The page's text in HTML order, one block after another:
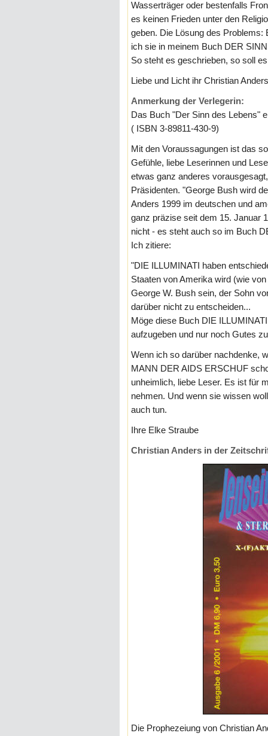
Wasserträger oder bestenfalls
es keinen Frieden unter den
geben. Die Lösung des Problems:
ich sie in meinem Buch DER
So steht es geschrieben, so soll
Liebe und Licht ihr Christian
Anmerkung der Verlegerin:
Das Buch "Der Sinn des Lebens"
( ISBN 3-89811-430-9)
Mit den Voraussagungen ist das
Gefühle, liebe Leserinnen und
etwas ganz anderes
Präsidenten. "George Bush wird
Anders 1999 im deutschen und
ganz präzise seit dem 15. Januar
nicht - es steht auch so im Buch
Ich zitiere:
"DIE ILLUMINATI haben
Staaten von Amerika wird (wie
George W. Bush sein, der Sohn
darüber nicht zu entscheiden...
Möge diese Buch DIE
aufzugeben und nur noch Gutes
Wenn ich so darüber nachdenke,
MANN DER AIDS ERSCHUF
unheimlich, liebe Leser. Es ist für
nehmen. Und wenn sie wissen
auch tun.
Ihre Elke Straube
Christian Anders in der
Die Prophezeiung von Christian